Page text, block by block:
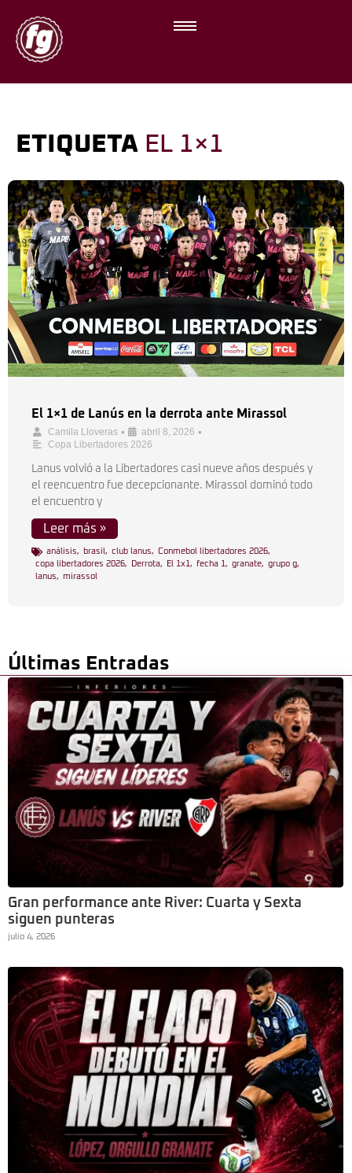
ETIQUETA EL 1×1
El 1×1 de Lanús en la derrota ante Mirassol
Camila Lloveras • abril 8, 2026 •
Copa Libertadores 2026
Lanus volvió a la Libertadores casi nueve años después y
el reencuentro fue decepcionante. Mirassol dominó todo
el encuentro y
Leer más »
análisis, brasil , club lanus, Conmebol libertadores 2026,
copa libertadores 2026, Derrota, El 1x1 , fecha 1 , granate, grupo g,
lanus, mirassol
Últimas Entradas
Gran performance ante River: Cuarta y Sexta
siguen punteras
julio 4, 2026